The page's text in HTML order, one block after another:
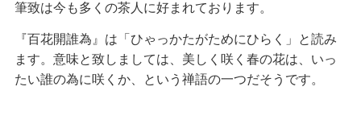
筆致は今も多くの茶人に好まれております。
『百花開誰為』は「ひゃっかたがためにひらく」と読み
ます。意味と致しましては、美しく咲く春の花は、いっ
たい誰の為に咲くか、という禅語の一つだそうです。